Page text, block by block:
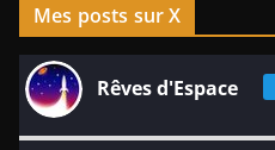
Mes posts sur X
Rêves d'Espace